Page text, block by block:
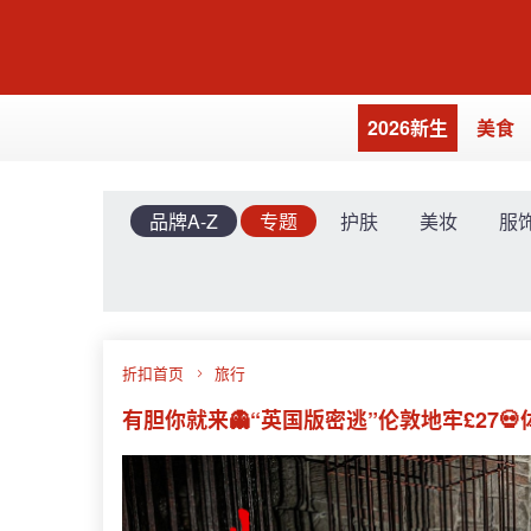
2026新生 美食
品牌A-Z 专题 护肤 美妆 服
折扣首页 旅行
有胆你就来👻“英国版密逃”伦敦地牢